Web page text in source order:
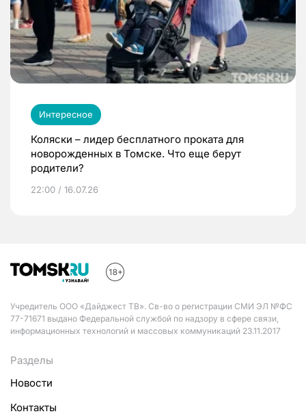
Интересное
Коляски – лидер бесплатного проката для
новорожденных в Томске. Что еще берут
родители?
22:00 / 16.07.26
Учредитель ООО «Дайджест ТВ». Св-во о регистрации СМИ ЭЛ №ФС
77-71671 выдано Федеральной службой по надзору в сфере связи,
информационных технологий и массовых коммуникаций 23.11.2017
Разделы
Новости
Контакты